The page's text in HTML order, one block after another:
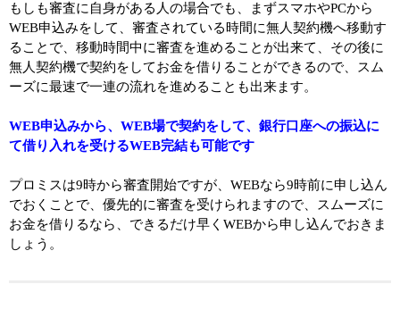
もしも審査に自身がある人の場合でも、まずスマホやPCから
WEB申込みをして、審査されている時間に無人契約機へ移動す
ることで、移動時間中に審査を進めることが出来て、その後に
無人契約機で契約をしてお金を借りることができるので、スム
ーズに最速で一連の流れを進めることも出来ます。
WEB申込みから、WEB場で契約をして、銀行口座への振込に
て借り入れを受けるWEB完結も可能です
プロミスは9時から審査開始ですが、WEBなら9時前に申し込ん
でおくことで、優先的に審査を受けられますので、スムーズに
お金を借りるなら、できるだけ早くWEBから申し込んでおきま
しょう。